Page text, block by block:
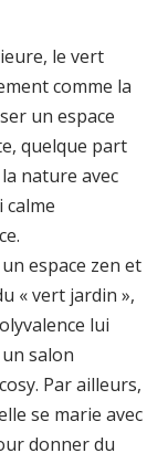
le vert
comme la
un espace
quelque part
nature avec
espace zen et
« vert jardin »,
lui
salon
Par ailleurs,
se marie avec
donner du